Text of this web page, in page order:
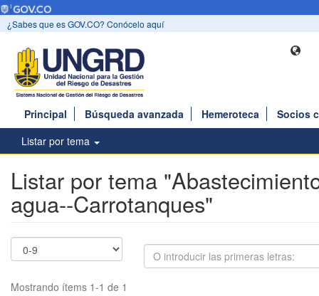
¿Sabes que es GOV.CO? Conócelo aquí
Principal Búsqueda avanzada Hemeroteca
Socios
Listar por tema
Listar por tema
agua--Carrotanques"
Mostrando ítems 1-1 de 1